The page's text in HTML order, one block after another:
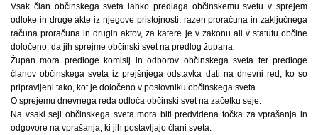
Vsak član občinskega sveta lahko predlaga občinskemu svetu v sprejem
odloke in druge akte iz njegove pristojnosti, razen proračuna in zaključnega
računa proračuna in drugih aktov, za katere je v zakonu ali v statutu občine
določeno, da jih sprejme občinski svet na predlog župana.
Župan mora predloge komisij in odborov občinskega sveta ter predloge
članov občinskega sveta iz prejšnjega odstavka dati na dnevni red, ko so
pripravljeni tako, kot je določeno v poslovniku občinskega sveta.
O sprejemu dnevnega reda odloča občinski svet na začetku seje.
Na vsaki seji občinskega sveta mora biti predvidena točka za vprašanja in
odgovore na vprašanja, ki jih postavljajo člani sveta.